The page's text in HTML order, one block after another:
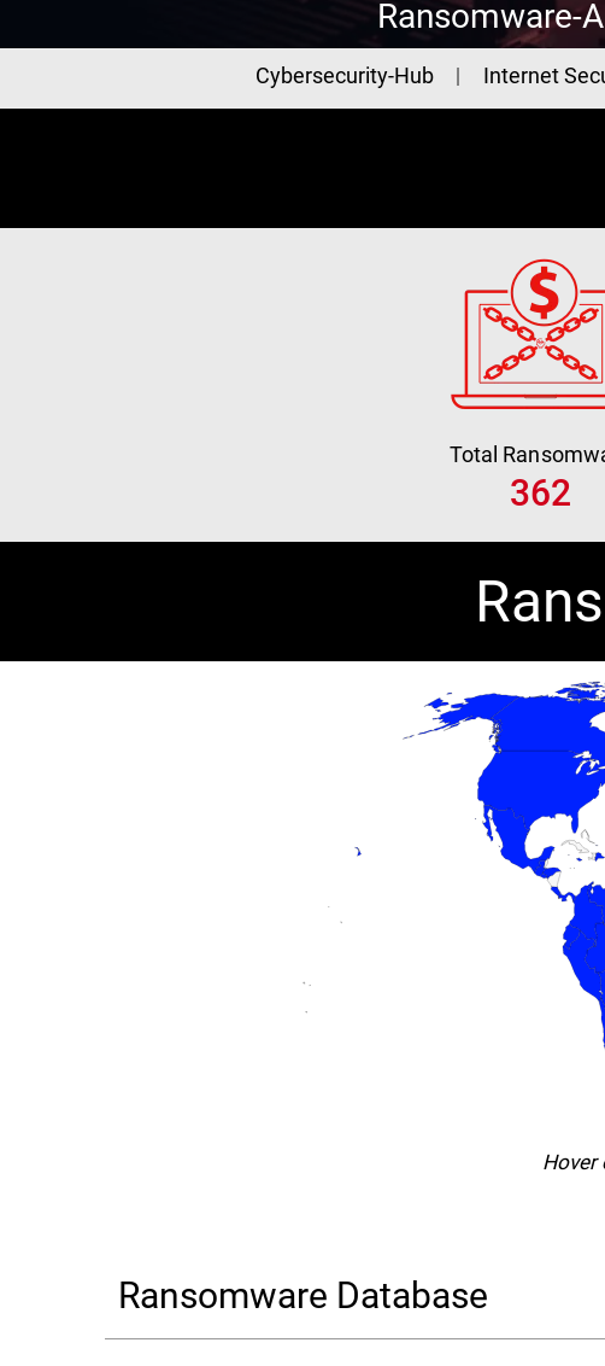
Ransomware-
Cybersecurity
Cybersecurity-Hub Internet
Total
362
Map of unspecified region with 1 data series.
Hover
Ransomware Database